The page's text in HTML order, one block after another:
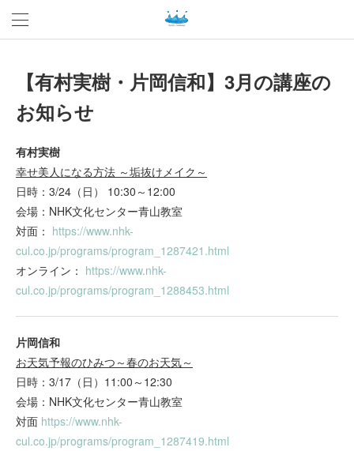
【有村実樹・片岡信和】3月の講座の
お知らせ
有村実樹
幸せ美人になる方法 ～垢抜けメイク～
日時：3/24（日） 10:30～12:00
会場：NHK文化センター青山教室
対面： https://www.nhk-
cul.co.jp/programs/program_1287421.html
オンライン： https://www.nhk-
cul.co.jp/programs/program_1288453.html
片岡信和
お天気予報のひみつ～春のお天気～
日時：3/17（日）11:00～12:30
会場：NHK文化センター青山教室
対面 https://www.nhk-
cul.co.jp/programs/program_1287419.html